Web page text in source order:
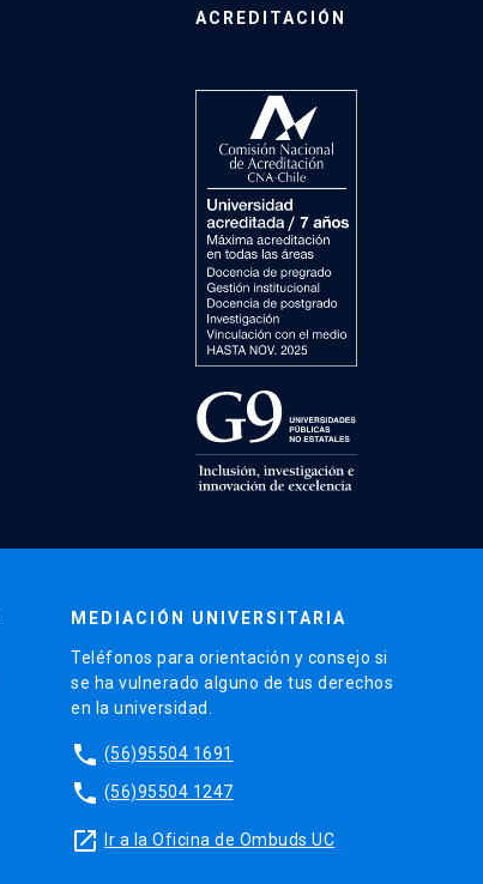
ACREDITACIÓN
MEDIACIÓN UNIVERSITARIA
Teléfonos para orientación y consejo si
se ha vulnerado alguno de tus derechos
en la universidad.
phone (56)95504 1691
phone (56)95504 1247
launch Ir a la Oficina de Ombuds UC